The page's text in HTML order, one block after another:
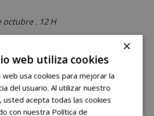
octubre . 12 H
EL MUSICAL
×
web utiliza cookies
usa cookies para mejorar la
del usuario. Al utilizar nuestro
usted acepta todas las cookies
con nuestra Política de